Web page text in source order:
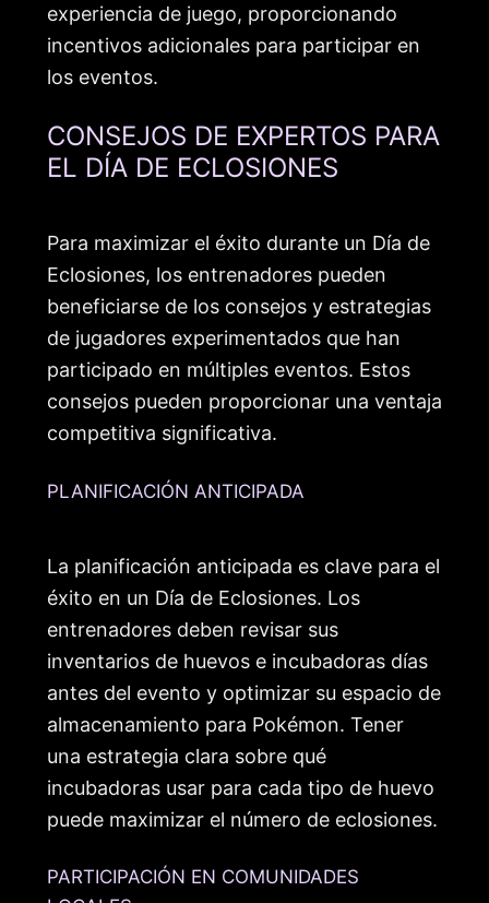
experiencia de juego, proporcionando
incentivos adicionales para participar en
los eventos.
CONSEJOS DE EXPERTOS PARA
EL DÍA DE ECLOSIONES
Para maximizar el éxito durante un Día de
Eclosiones, los entrenadores pueden
beneficiarse de los consejos y estrategias
de jugadores experimentados que han
participado en múltiples eventos. Estos
consejos pueden proporcionar una ventaja
competitiva significativa.
PLANIFICACIÓN ANTICIPADA
La planificación anticipada es clave para el
éxito en un Día de Eclosiones. Los
entrenadores deben revisar sus
inventarios de huevos e incubadoras días
antes del evento y optimizar su espacio de
almacenamiento para Pokémon. Tener
una estrategia clara sobre qué
incubadoras usar para cada tipo de huevo
puede maximizar el número de eclosiones.
PARTICIPACIÓN EN COMUNIDADES